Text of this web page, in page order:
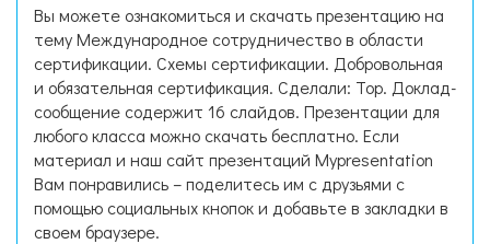
Вы можете ознакомиться и скачать презентацию на
тему Международное сотрудничество в области
сертификации. Схемы сертификации. Добровольная
и обязательная сертификация. Сделали: Тор. Доклад-
сообщение содержит 16 слайдов. Презентации для
любого класса можно скачать бесплатно. Если
материал и наш сайт презентаций Mypresentation
Вам понравились – поделитесь им с друзьями с
помощью социальных кнопок и добавьте в закладки в
своем браузере.